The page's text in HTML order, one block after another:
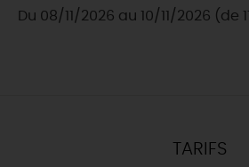
Du 08/11/2026 au 10/11/2026 (de
TARIFS